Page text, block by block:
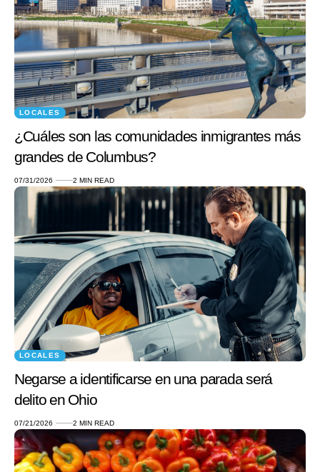
LOCALES
¿Cuáles son las comunidades inmigrantes más
grandes de Columbus?
07/31/2026 2 MIN READ
LOCALES
Negarse a identificarse en una parada será
delito en Ohio
07/21/2026 2 MIN READ